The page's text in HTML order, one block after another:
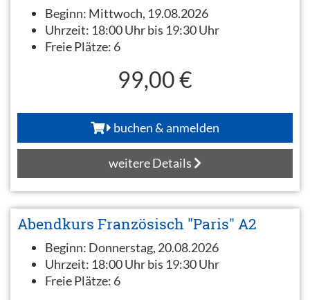
Beginn: Mittwoch, 19.08.2026
Uhrzeit: 18:00 Uhr bis 19:30 Uhr
Freie Plätze: 6
99,00 €
buchen & anmelden
weitere Details
Abendkurs Französisch "Paris" A2
Beginn: Donnerstag, 20.08.2026
Uhrzeit: 18:00 Uhr bis 19:30 Uhr
Freie Plätze: 6